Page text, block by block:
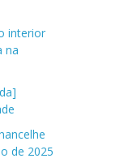
interior
na
de 2025